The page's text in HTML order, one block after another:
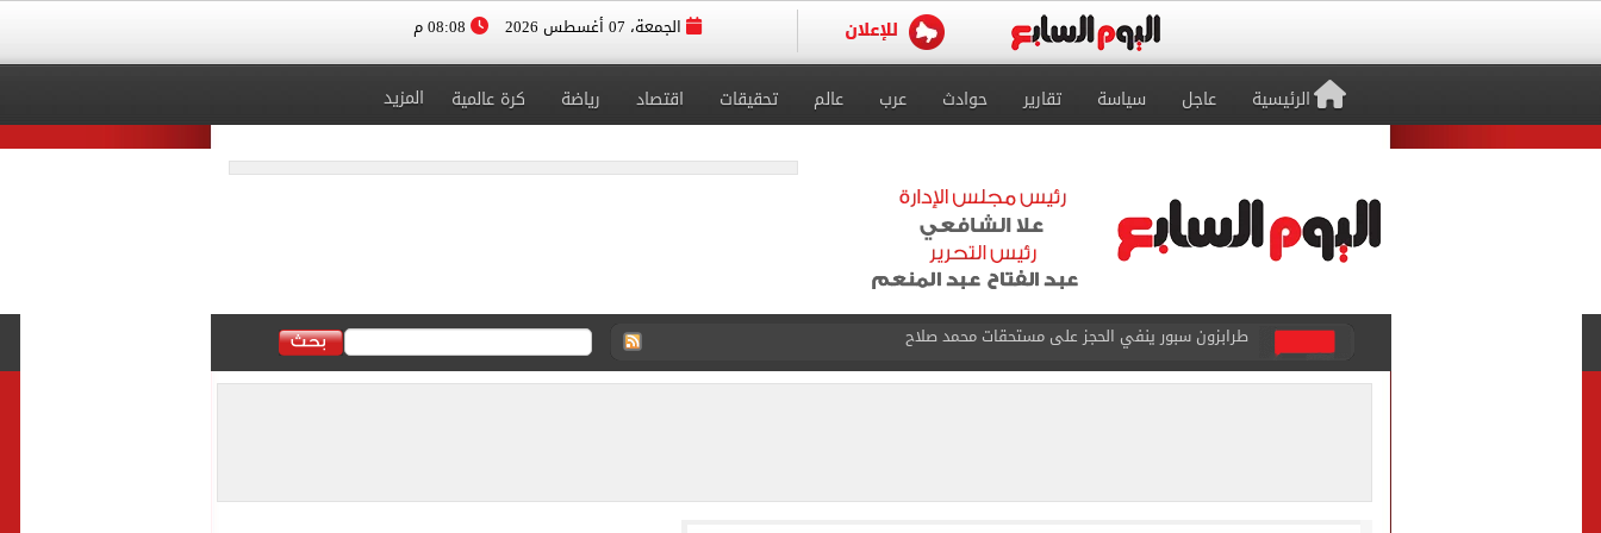
الجمعة، 07 أغسطس 2026
الرئيسية عاجل سياسة تقارير حوادث عرب عالم تحقيقات اقتصاد رياضة كرة عالمية المزيد
منتخب ناشئات كرة اليد يخسر أمام إسبانيا 27 - 26 فى نصف نهائى بطولة العالم
قفزة أعادت الزمن الجميل.. رأسية وائل جمعة فى مران الأهلي تستحضر أمجاد الصخرة
الزمالك يبلغ 4 لاعبين بعدم التواجد مع الفريق الأول بالموسم الجديد